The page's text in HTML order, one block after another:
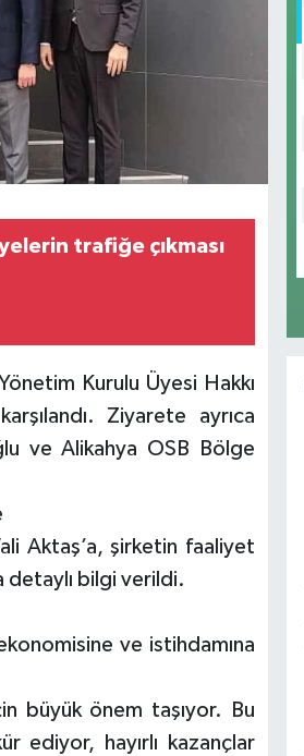
trafiğe çıkması
Kurulu Üyesi Hakkı
Ziyarete ayrıca
ve Alikahya OSB Bölge
Aktaş’a, şirketin faaliyet
detaylı bilgi verildi.
ve istihdamına
büyük önem taşıyor. Bu
ediyor, hayırlı kazançlar